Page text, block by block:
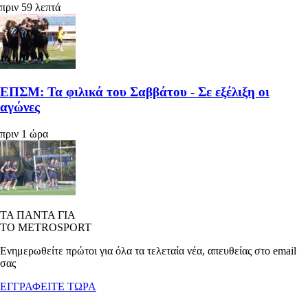
πριν 59 λεπτά
ΕΠΣΜ: Τα φιλικά του Σαββάτου - Σε εξέλιξη οι
αγώνες
πριν 1 ώρα
ΤΑ ΠΑΝΤΑ ΓΙΑ
ΤΟ METROSPORT
Ενημερωθείτε πρώτοι για όλα τα τελεταία νέα, απευθείας στο email
σας
ΕΓΓΡΑΦΕΙΤΕ ΤΩΡΑ